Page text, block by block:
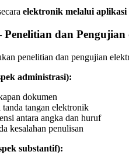
elektronik melalui aplikasi
dan Pengujian
penelitian dan pengujian
administrasi):
dokumen
tanda tangan elektronik
antara angka dan huruf
kesalahan penulisan
substantif):